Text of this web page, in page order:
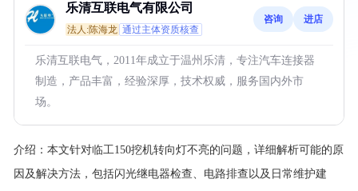
乐清互联电气有限公司
法人:陈海龙 通过主体资质核查
咨询 进店
乐清互联电气，2011年成立于温州乐清，专注汽车连接器
制造，产品丰富，经验深厚，技术权威，服务国内外市
场。
介绍： 本文针对临工150挖机转向灯不亮的问题，详细解析可能的原
因及解决方法，包括闪光继电器检查、电路排查以及日常维护建